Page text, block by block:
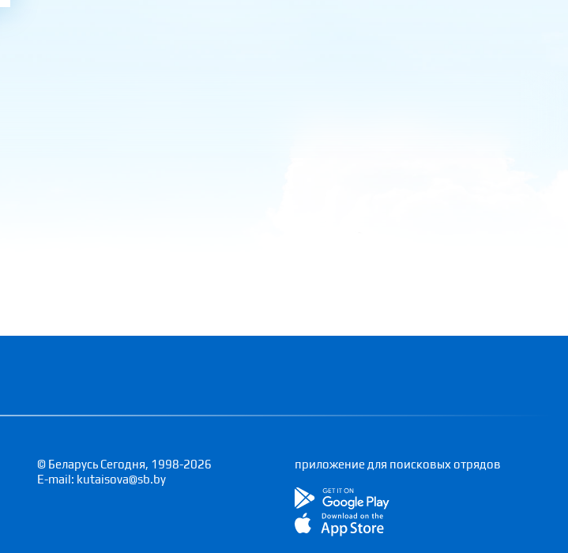
© Беларусь Сегодня, 1998-2026
E-mail: kutaisova@sb.by
приложение для поисковых отрядов